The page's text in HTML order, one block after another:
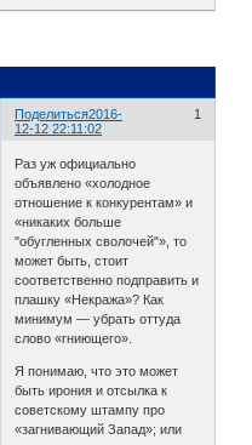
Поделиться 1
2016-
12-12 22:11:02
Раз уж официально
объявлено «холодное
отношение к конкурентам» и
«никаких больше
"обугленных сволочей"», то
может быть, стоит
соответственно подправить и
плашку «Некража»? Как
минимум — убрать оттуда
слово «гниющего».
Я понимаю, что это может
быть ирония и отсылка к
советскому штампу про
«загнивающий Запад»; или